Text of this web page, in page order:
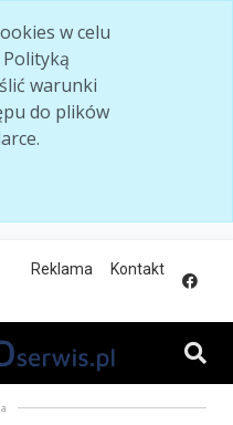
w celu
warunki
do plików
Reklama Kontakt